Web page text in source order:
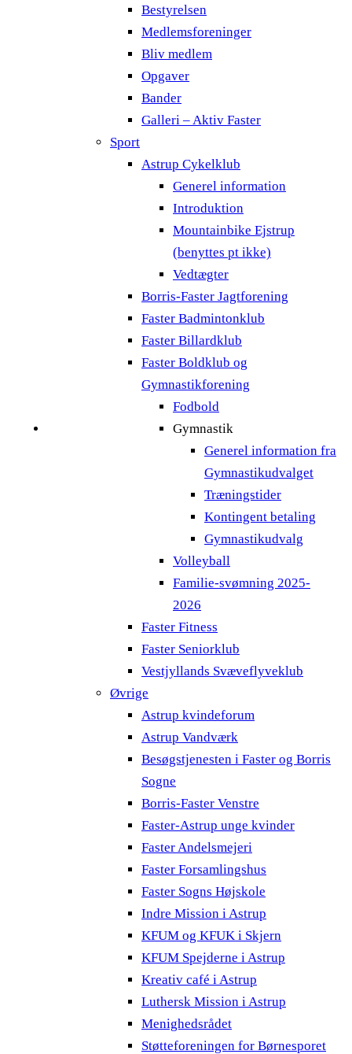
Bestyrelsen
Medlemsforeninger
Bliv medlem
Opgaver
Bander
Galleri – Aktiv Faster
Sport
Astrup Cykelklub
Generel information
Introduktion
Mountainbike Ejstrup
(benyttes pt ikke)
Vedtægter
Borris-Faster Jagtforening
Faster Badmintonklub
Faster Billardklub
Faster Boldklub og
Gymnastikforening
Fodbold
Gymnastik
Generel information fra
Gymnastikudvalget
Træningstider
Kontingent betaling
Gymnastikudvalg
Volleyball
Familie-svømning 2025-
2026
Faster Fitness
Faster Seniorklub
Vestjyllands Svæveflyveklub
Øvrige
Astrup kvindeforum
Astrup Vandværk
Besøgstjenesten i Faster og Borris
Sogne
Borris-Faster Venstre
Faster-Astrup unge kvinder
Faster Andelsmejeri
Faster Forsamlingshus
Faster Sogns Højskole
Indre Mission i Astrup
KFUM og KFUK i Skjern
KFUM Spejderne i Astrup
Kreativ café i Astrup
Luthersk Mission i Astrup
Menighedsrådet
Støtteforeningen for Børnesporet